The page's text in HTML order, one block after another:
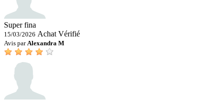
Super fina
15/03/2026 Achat Vérifié
Avis parAlexandra M